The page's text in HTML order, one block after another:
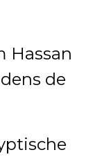
Hassan
de